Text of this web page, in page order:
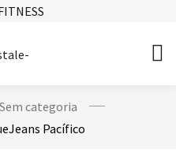
Sem categoria
Pacífico